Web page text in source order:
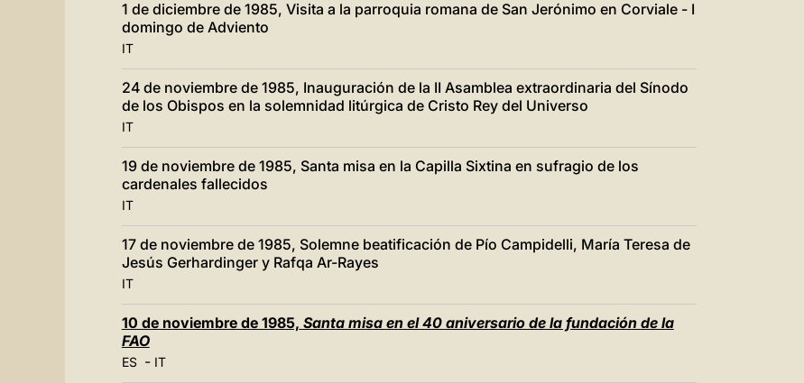
1 de diciembre de 1985, Visita a la parroquia romana de San Jerónimo en Corviale - I
domingo de Adviento
IT
24 de noviembre de 1985, Inauguración de la II Asamblea extraordinaria del Sínodo
de los Obispos en la solemnidad litúrgica de Cristo Rey del Universo
IT
19 de noviembre de 1985, Santa misa en la Capilla Sixtina en sufragio de los
cardenales fallecidos
IT
17 de noviembre de 1985, Solemne beatificación de Pío Campidelli, María Teresa de
Jesús Gerhardinger y Rafqa Ar-Rayes
IT
10 de noviembre de 1985, Santa misa en el 40 aniversario de la fundación de la
FAO
ES- IT